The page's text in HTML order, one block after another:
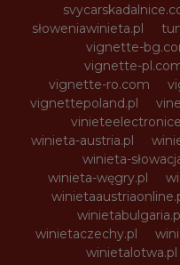
słoweniawinieta.pl
vignette-
vignette-
vignette-ro.com
vignettepoland.pl
winieta-austria.pl
winieta-
winieta-węgry.pl
winietaczechy.pl
winietalotwa.pl